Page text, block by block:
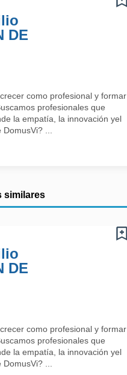
DE
como profesional y formar
profesionales que
la empatía, la innovación yel
...
similares
DE
como profesional y formar
profesionales que
la empatía, la innovación yel
...